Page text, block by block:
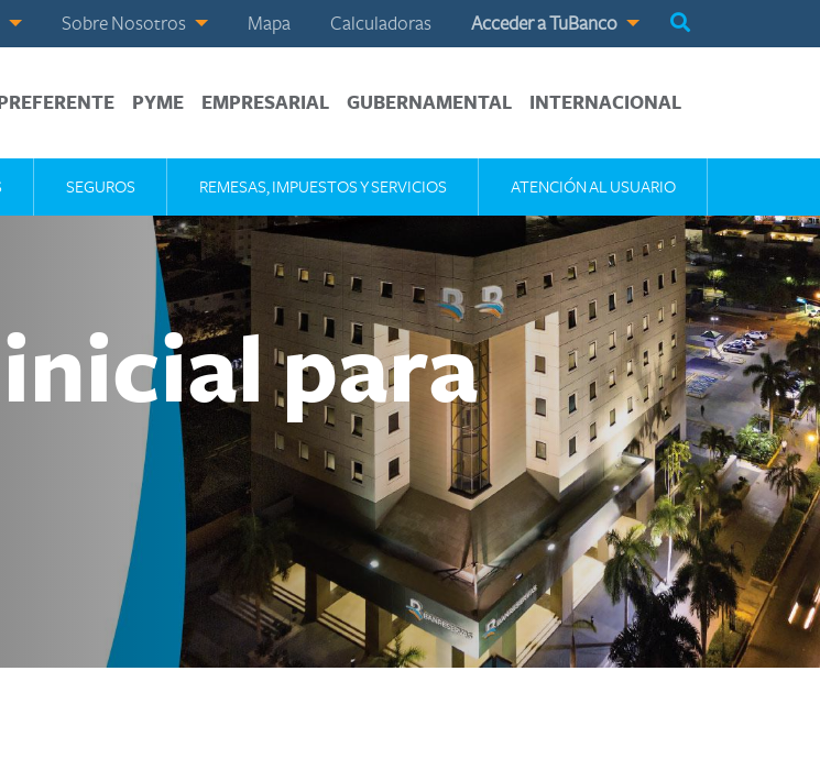
Sobre Nosotros Mapa Calculadoras Acceder a TuBanco
SEGUROS REMESAS, IMPUESTOS Y SERVICIOS ATENCIÓN AL USUARIO
PYME EMPRESARIAL GUBERNAMENTAL INTERNACIONAL
para